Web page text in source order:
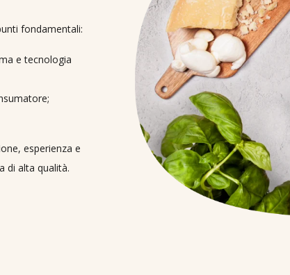
fondamentali:
e tecnologia
esperienza e
di alta qualità.